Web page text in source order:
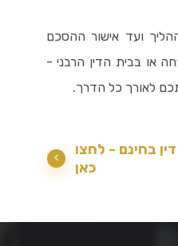
ועד אישור ההסכם
או בבית הדין הרבני -
לאורך כל הדרך.
בחינם - לחצו
כאן